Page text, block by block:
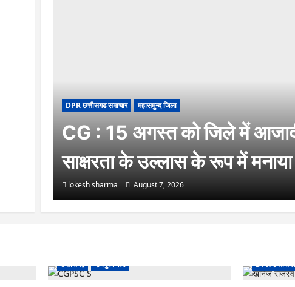
DPR छत्तीसगढ समाचार महासमुन्द जिला
CG : 15 अगस्त को जिले में
साक्षरता के उल्लास के रूप में मनाया
lokesh sharma August 7, 2026
छत्तीसगढ़ रायपुर जिला DPR